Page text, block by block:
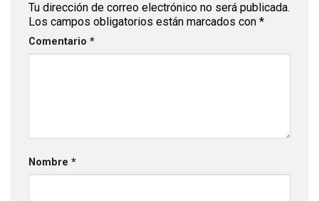
Tu dirección de correo electrónico no será publicada.
Los campos obligatorios están marcados con *
Comentario *
Nombre *